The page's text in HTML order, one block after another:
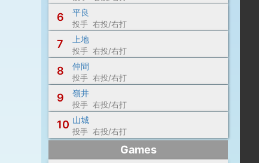
6 平良
投手 右投/右打
7 上地
投手 右投/右打
8 仲間
投手 右投/右打
9 嶺井
投手 右投/右打
10 山城
投手 右投/右打
Games